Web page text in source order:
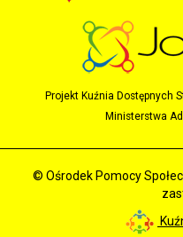
Projekt Kuźnia Dostępnych
Ministerstwa
© Ośrodek Pomocy